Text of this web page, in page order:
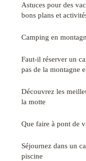
Astuces pour des
bons plans et
Camping en
Faut-il réserver un
pas de la montagne
Découvrez les
la motte
Que faire à pont de
Séjournez dans un
piscine